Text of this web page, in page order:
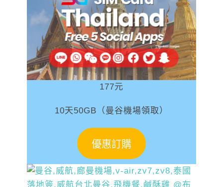
177元
10天50GB（曼谷機場領取）
優惠訂購